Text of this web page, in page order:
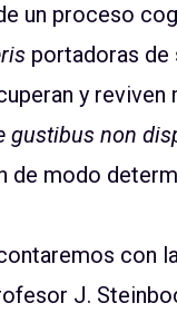
un proceso
portadoras de
y
gustibus non
modo
con
J.